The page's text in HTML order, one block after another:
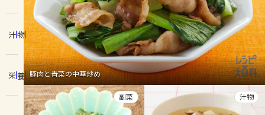
コンテンツ
レシピ
トーク
ピーマン
みょうが ゴーヤ
汁物
栄養 豚肉と青菜の中華炒め
副菜 汁物